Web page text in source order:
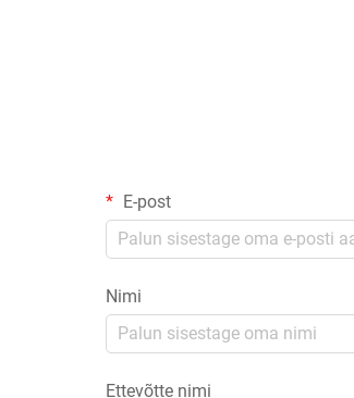
E-post
Nimi
Ettevõtte nimi